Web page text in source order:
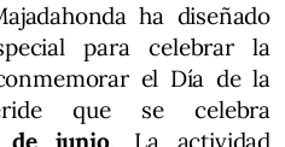
ha diseñado
para celebrar la
el Día de la
que se celebra